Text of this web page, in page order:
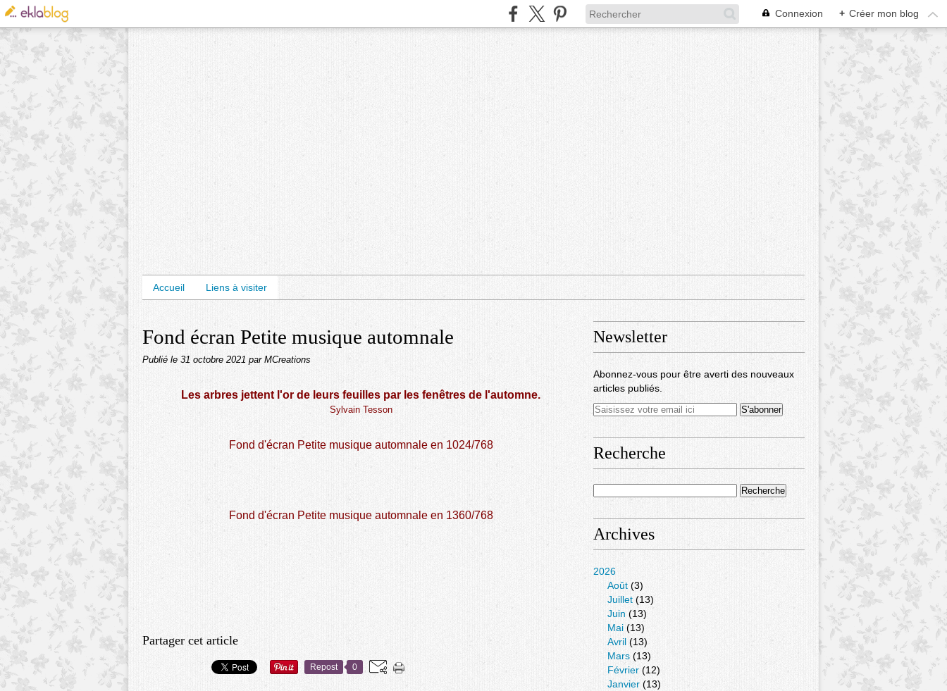
Connexion + Créer mon blog
Accueil Liens à visiter
Fond écran Petite musique automnale
Publié le 31 octobre 2021 par MCreations
Les arbres jettent l'or de leurs feuilles par les fenêtres de l'automne.
Sylvain Tesson
Fond d'écran Petite musique automnale en 1024/768
Fond d'écran Petite musique automnale en 1360/768
Partager cet article
Repost 0
Newsletter
Abonnez-vous pour être averti des nouveaux
articles publiés.
Recherche
Archives
2026
Août (3)
Juillet (13)
Juin (13)
Mai (13)
Avril (13)
Mars (13)
Février (12)
Janvier (13)